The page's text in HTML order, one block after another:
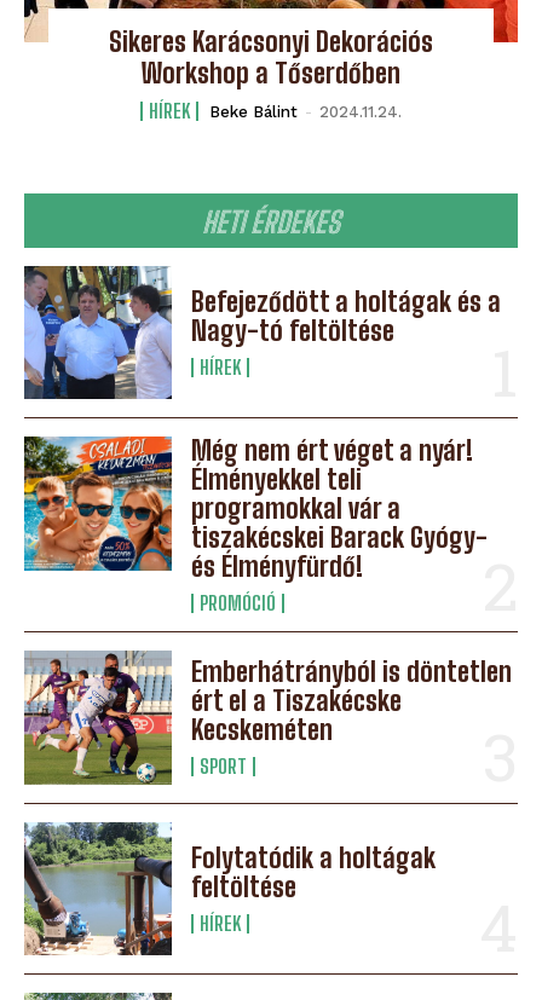
HETI ÉRDEKES
Befejeződött a holtágak és a
Nagy-tó feltöltése
HÍREK
Még nem ért véget a nyár!
Élményekkel teli
programokkal vár a
tiszakécskei Barack Gyógy-
és Élményfürdő!
PROMÓCIÓ
Emberhátrányból is döntetlen
ért el a Tiszakécske
Kecskeméten
SPORT
Folytatódik a holtágak
feltöltése
HÍREK
Sikeres Karácsonyi Dekorációs
Workshop a Tőserdőben
HÍREK Beke Bálint - 2024.11.24.